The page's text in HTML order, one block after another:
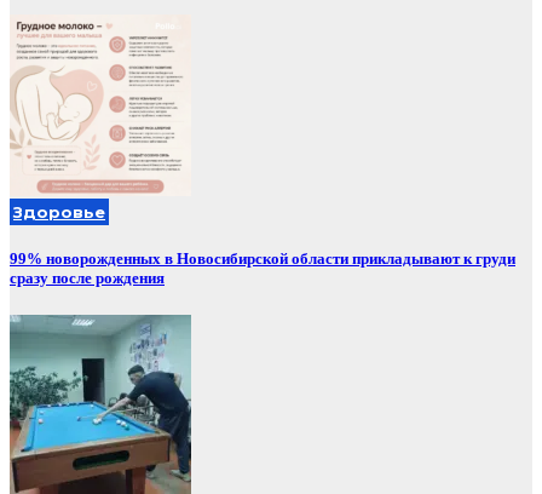
Здоровье
99% новорожденных в Новосибирской области прикладывают к груди
сразу после рождения